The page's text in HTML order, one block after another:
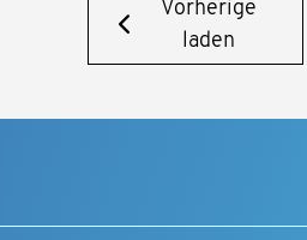
Vorherige
laden